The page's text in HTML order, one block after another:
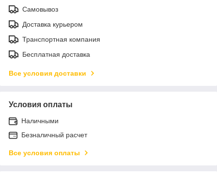
Самовывоз
Доставка курьером
Транспортная компания
Бесплатная доставка
Все условия доставки
Условия оплаты
Наличными
Безналичный расчет
Все условия оплаты